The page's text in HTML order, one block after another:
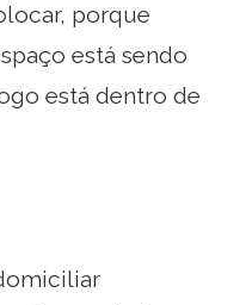
porque
está sendo
está dentro de